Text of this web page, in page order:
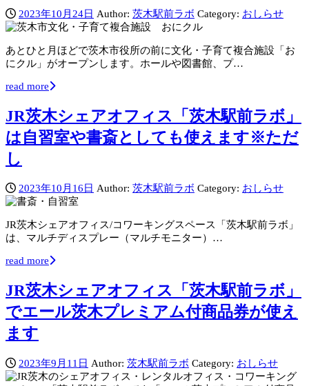
2023年10月24日 Author: 茨木駅前ラボ Category: おしらせ
あとひと月ほどで茨木市役所の前に文化・子育て複合施設「お
にクル」がオープンします。ホールや図書館、プ…
read more
JR茨木シェアオフィス「茨木駅前ラボ」
は自習室や書斎としても使えます※ただ
し
2023年10月16日 Author: 茨木駅前ラボ Category: おしらせ
JR茨木シェアオフィス/コワーキングスペース「茨木駅前ラボ」
は、マルチディスプレー（マルチモニター）…
read more
JR茨木シェアオフィス「茨木駅前ラボ」
でエール茨木プレミアム付商品券が使え
ます
2023年9月11日 Author: 茨木駅前ラボ Category: おしらせ